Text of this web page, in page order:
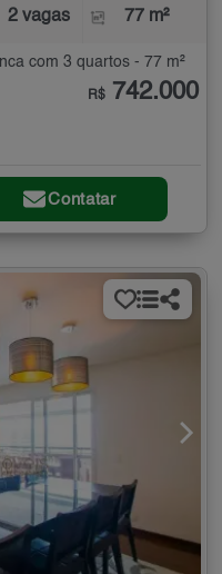
2 vagas 77 m²
com 3 quartos - 77 m²
R$ 742.000
Contatar